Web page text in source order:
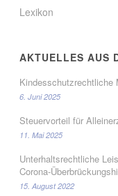
Lexikon
AKTUELLES AUS
Kindesschutzrechtliche
6. Juni 2025
Steuervorteil für
11. Mai 2025
Unterhaltsrechtliche
Corona-
15. August 2022